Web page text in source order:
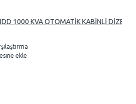
1000 KVA OTOMATİK KABİNLİ DİZEL
ekle